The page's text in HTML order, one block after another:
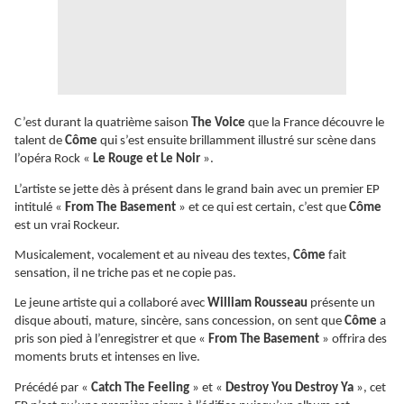
C’est durant la quatrième saison The Voice que la France découvre le
talent de Côme qui s’est ensuite brillamment illustré sur scène dans
l’opéra Rock « Le Rouge et Le Noir ».
L’artiste se jette dès à présent dans le grand bain avec un premier EP
intitulé « From The Basement » et ce qui est certain, c’est que Côme
est un vrai Rockeur.
Musicalement, vocalement et au niveau des textes, Côme fait
sensation, il ne triche pas et ne copie pas.
Le jeune artiste qui a collaboré avec William Rousseau présente un
disque abouti, mature, sincère, sans concession, on sent que Côme a
pris son pied à l’enregistrer et que « From The Basement » offrira des
moments bruts et intenses en live.
Précédé par « Catch The Feeling » et « Destroy You Destroy Ya », cet